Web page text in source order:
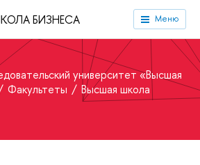
БИЗНЕСА Меню
университет «Высшая
Факультеты
Высшая школа